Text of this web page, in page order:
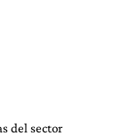
del sector